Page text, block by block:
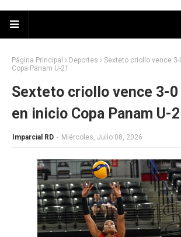
Página Principal Deportes
Sexteto criollo vence
Copa Panam U-21
Sexteto criollo vence 3-0
en inicio Copa Panam U-
Imparcial RD - Miércoles, Julio 08, 2026